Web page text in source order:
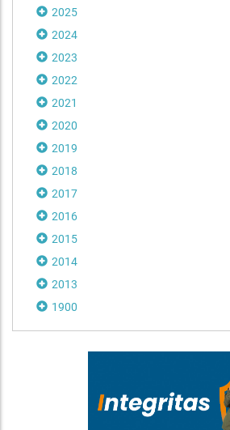
2025
2024
2023
2022
2021
2020
2019
2018
2017
2016
2015
2014
2013
1900